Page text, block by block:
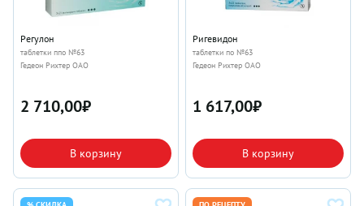
Регулон
таблетки ппо №63
Гедеон Рихтер ОАО
2 710,00₽
В корзину
Ригевидон
таблетки по №63
Гедеон Рихтер ОАО
1 617,00₽
В корзину